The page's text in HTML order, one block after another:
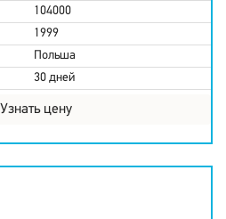
104000
1999
Польша
30 дней
Узнать цену